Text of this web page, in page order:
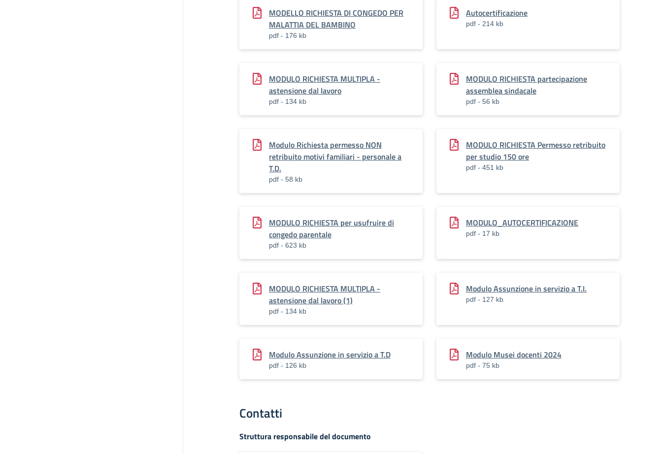
MODELLO RICHIESTA DI CONGEDO PER
MALATTIA DEL BAMBINO
pdf - 176 kb
Autocertificazione
pdf - 214 kb
MODULO RICHIESTA MULTIPLA -
astensione dal lavoro
pdf - 134 kb
MODULO RICHIESTA partecipazione
assemblea sindacale
pdf - 56 kb
Modulo Richiesta permesso NON
retribuito motivi familiari - personale a
T.D.
pdf - 58 kb
MODULO RICHIESTA Permesso retribuito
per studio 150 ore
pdf - 451 kb
MODULO RICHIESTA per usufruire di
congedo parentale
pdf - 623 kb
MODULO_AUTOCERTIFICAZIONE
pdf - 17 kb
MODULO RICHIESTA MULTIPLA -
astensione dal lavoro (1)
pdf - 134 kb
Modulo Assunzione in servizio a T.I.
pdf - 127 kb
Modulo Assunzione in servizio a T.D
pdf - 126 kb
Modulo Musei docenti 2024
pdf - 75 kb
Contatti
Struttura responsabile del documento